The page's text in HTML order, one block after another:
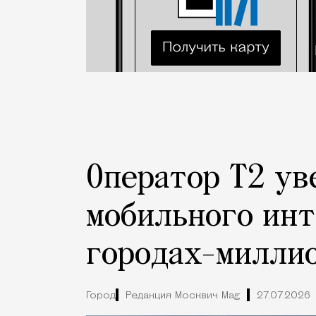
Оператор Т2
мобильного
городах-
Город Редакция Москвич Mag 27.07.2026